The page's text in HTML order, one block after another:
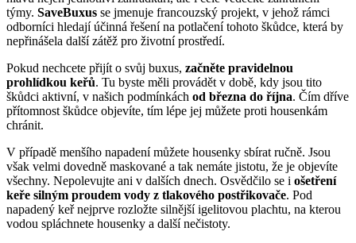
týmy. SaveBuxus se jmenuje francouzský projekt, v jehož rámci
odborníci hledají účinná řešení na potlačení tohoto škůdce, která by
nepřinášela další zátěž pro životní prostředí.
Pokud nechcete přijít o svůj buxus, začněte pravidelnou
prohlídkou keřů. Tu byste měli provádět v době, kdy jsou tito
škůdci aktivní, v našich podmínkách od března do října. Čím dříve
přítomnost škůdce objevíte, tím lépe jej můžete proti housenkám
chránit.
V případě menšího napadení můžete housenky sbírat ručně. Jsou
však velmi dovedně maskované a tak nemáte jistotu, že je objevíte
všechny. Nepolevujte ani v dalších dnech. Osvědčilo se i ošetření
keře silným proudem vody z tlakového postřikovače. Pod
napadený keř nejprve rozložte silnější igelitovou plachtu, na kterou
vodou spláchnete housenky a další nečistoty.